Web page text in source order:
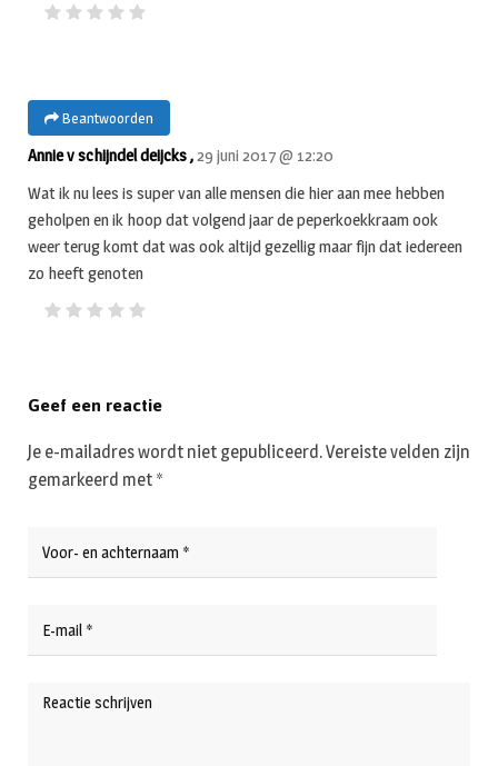
Beantwoorden
Annie v schijndel deijcks ,29 juni 2017 @ 12:20
Wat ik nu lees is super van alle mensen die hier aan mee hebben
geholpen en ik hoop dat volgend jaar de peperkoekkraam ook
weer terug komt dat was ook altijd gezellig maar fijn dat iedereen
zo heeft genoten
Geef een reactie
Je e-mailadres wordt niet gepubliceerd.Vereiste velden zijn
gemarkeerd met *